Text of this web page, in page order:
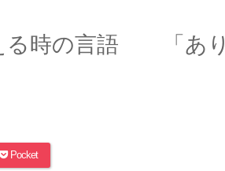
る時の言語 「あり
Pocket